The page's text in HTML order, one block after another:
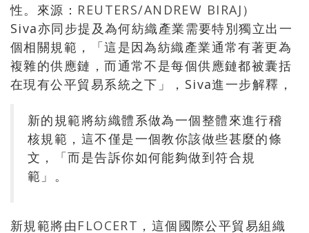
性。來源： REUTERS/ANDREW BIRAJ ）
Siva亦同步提及為何紡織產業需要特別獨立出一
個相關規範，「這是因為紡織產業通常有著更為
複雜的供應鏈，而通常不是每個供應鏈都被囊括
在現有公平貿易系統之下」，Siva進一步解釋，
新的規範將紡織體系做為一個整體來進行稽
核規範，這不僅是一個教你該做些甚麼的條
文，「而是告訴你如何能夠做到符合規
範」。
新規範將由FLOCERT ，這個國際公平貿易組織